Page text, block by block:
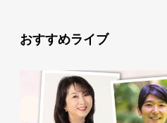
おすすめライブ